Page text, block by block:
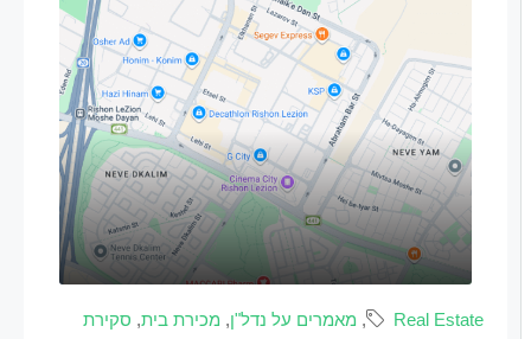
Real Estate
,מאמרים על נדל"ן,מכירת בית,סקירת